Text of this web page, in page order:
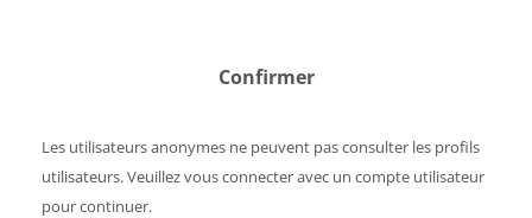
Confirmer
Les utilisateurs anonymes ne peuvent pas consulter les profils
utilisateurs. Veuillez vous connecter avec un compte utilisateur
pour continuer.